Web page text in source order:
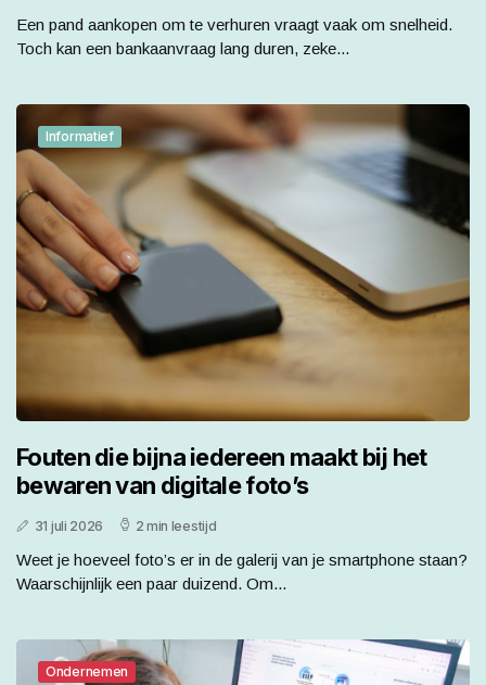
Een pand aankopen om te verhuren vraagt vaak om snelheid.
Toch kan een bankaanvraag lang duren, zeke...
Informatief
Fouten die bijna iedereen maakt bij het
bewaren van digitale foto’s
31 juli 2026 2 min leestijd
Weet je hoeveel foto’s er in de galerij van je smartphone staan?
Waarschijnlijk een paar duizend. Om...
Ondernemen